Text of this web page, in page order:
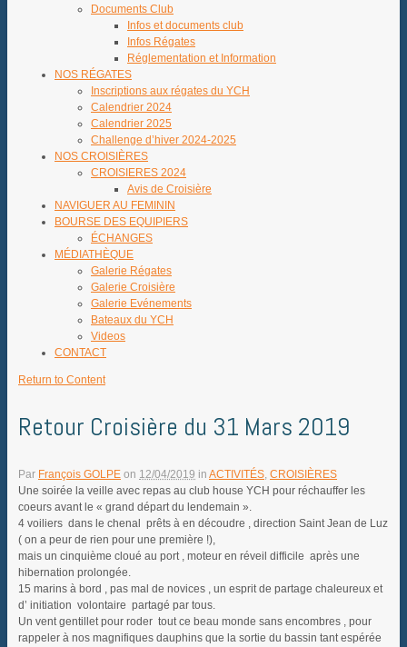
Documents Club
Infos et documents club
Infos Régates
Réglementation et Information
NOS RÉGATES
Inscriptions aux régates du YCH
Calendrier 2024
Calendrier 2025
Challenge d’hiver 2024-2025
NOS CROISIÈRES
CROISIERES 2024
Avis de Croisière
NAVIGUER AU FEMININ
BOURSE DES EQUIPIERS
ÉCHANGES
MÉDIATHÈQUE
Galerie Régates
Galerie Croisière
Galerie Evénements
Bateaux du YCH
Videos
CONTACT
Return to Content
Retour Croisière du 31 Mars 2019
Par François GOLPE on 12/04/2019 in ACTIVITÉS, CROISIÈRES
Une soirée la veille avec repas au club house YCH pour réchauffer les
coeurs avant le « grand départ du lendemain ».
4 voiliers dans le chenal prêts à en découdre , direction Saint Jean de Luz
( on a peur de rien pour une première !),
mais un cinquième cloué au port , moteur en réveil difficile après une
hibernation prolongée.
15 marins à bord , pas mal de novices , un esprit de partage chaleureux et
d’ initiation volontaire partagé par tous.
Un vent gentillet pour roder tout ce beau monde sans encombres , pour
rappeler à nos magnifiques dauphins que la sortie du bassin tant espérée